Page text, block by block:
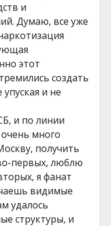
и
Думаю, все уже
этот
создать
и не
и по линии
много
получить
первых, люблю
я фанат
видимые
удалось
структуры, и